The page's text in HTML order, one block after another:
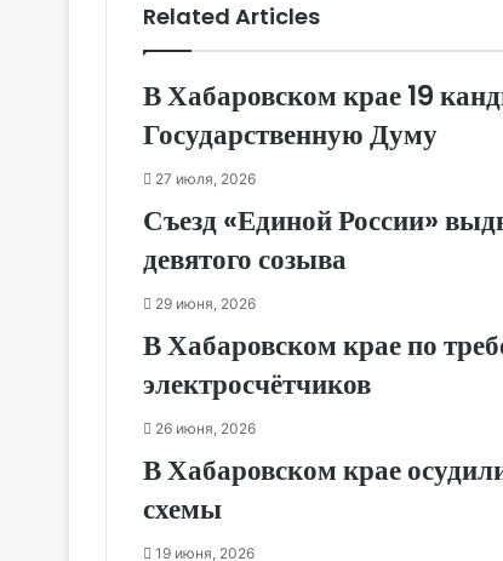
Related Articles
В Хабаровском крае 19
Государственную Думу
27 июля, 2026
Съезд «Единой России»
девятого созыва
29 июня, 2026
В Хабаровском крае по
электросчётчиков
26 июня, 2026
В Хабаровском крае
схемы
19 июня, 2026